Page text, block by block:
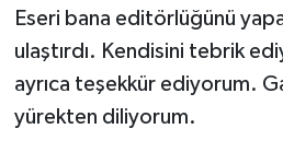
Eseri bana editörlüğünü
ulaştırdı. Kendisini tebrik
ayrıca teşekkür ediyorum.
yürekten diliyorum.